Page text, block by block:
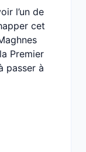
l’un de
cet
Premier
passer à